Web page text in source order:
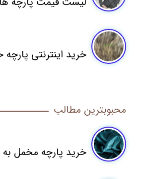
خرید اینترنتی
محبوبترین مطالب
خرید پارچه مخمل به